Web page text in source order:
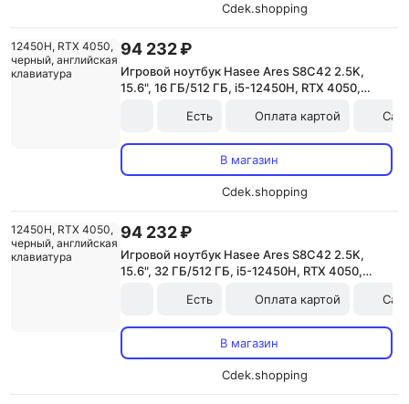
Cdek.shopping
94 232 ₽
Игровой ноутбук Hasee Ares S8C42 2.5K,
15.6", 16 ГБ/512 ГБ, i5-12450H, RTX 4050,
Есть
Оплата картой
В магазин
Cdek.shopping
94 232 ₽
Игровой ноутбук Hasee Ares S8C42 2.5K,
15.6", 32 ГБ/512 ГБ, i5-12450H, RTX 4050,
Есть
Оплата картой
В магазин
Cdek.shopping